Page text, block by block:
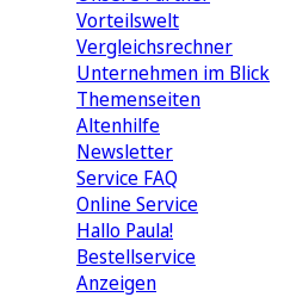
Vorteilswelt
Vergleichsrechner
Unternehmen im Blick
Themenseiten
Altenhilfe
Newsletter
Service FAQ
Online Service
Hallo Paula!
Bestellservice
Anzeigen